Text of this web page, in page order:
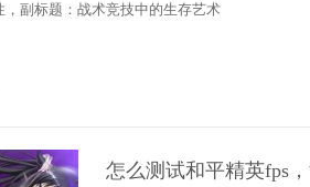
副标题：战术竞技中的生存艺术
怎么测试和平精英fps